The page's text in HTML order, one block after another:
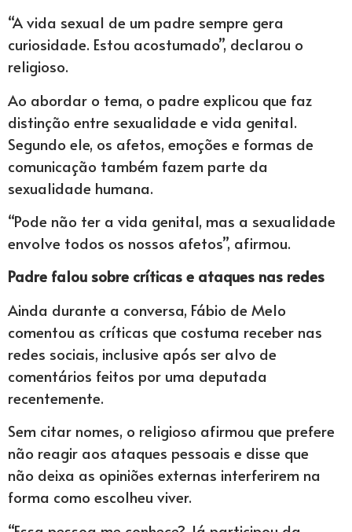
“A vida sexual de um padre sempre gera
curiosidade. Estou acostumado”, declarou o
religioso.
Ao abordar o tema, o padre explicou que faz
distinção entre sexualidade e vida genital.
Segundo ele, os afetos, emoções e formas de
comunicação também fazem parte da
sexualidade humana.
“Pode não ter a vida genital, mas a sexualidade
envolve todos os nossos afetos”, afirmou.
Padre falou sobre críticas e ataques nas redes
Ainda durante a conversa, Fábio de Melo
comentou as críticas que costuma receber nas
redes sociais, inclusive após ser alvo de
comentários feitos por uma deputada
recentemente.
Sem citar nomes, o religioso afirmou que prefere
não reagir aos ataques pessoais e disse que
não deixa as opiniões externas interferirem na
forma como escolheu viver.